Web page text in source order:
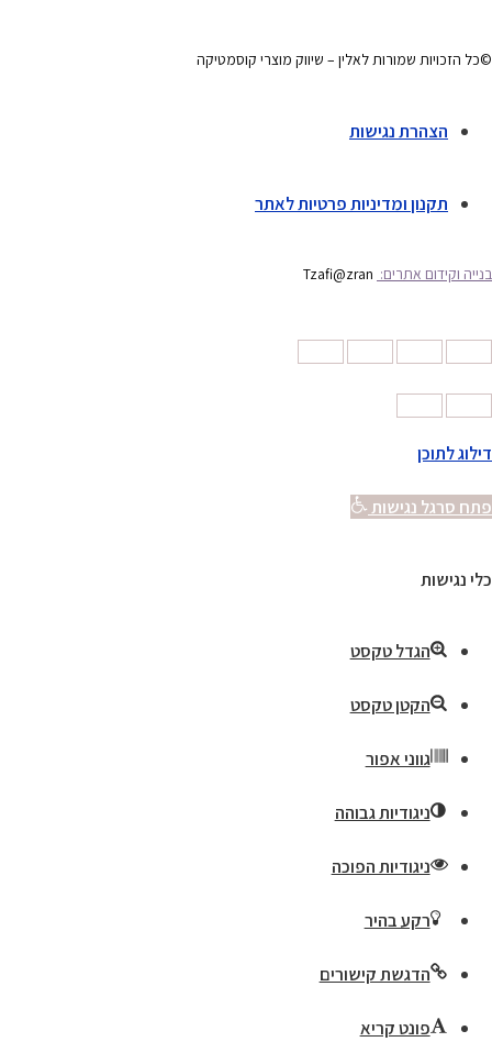
©כל הזכויות שמורות לאלין – שיווק מוצרי קוסמטיקה
הצהרת נגישות
תקנון ומדיניות פרטיות לאתר
בנייה וקידום אתרים: Tzafi@zran
דילוג לתוכן
פתח סרגל נגישות
כלי נגישות
הגדל טקסט
הקטן טקסט
גווני אפור
ניגודיות גבוהה
ניגודיות הפוכה
רקע בהיר
הדגשת קישורים
פונט קריא